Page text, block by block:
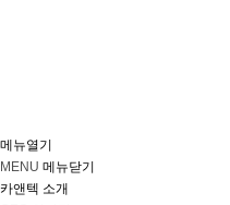
메뉴열기
MENU 메뉴닫기
카앤텍 소개